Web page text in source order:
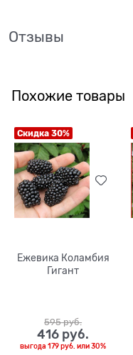
Отзывы
Похожие товары
Скидка 30%
Ежевика Коламбия
Гигант
595 руб.
416 руб.
выгода179 руб. или30%